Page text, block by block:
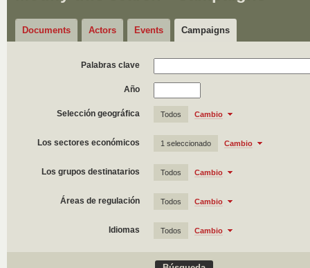
Documents Actors Events Campaigns
Palabras clave
Año
Selección geográfica Todos Cambio
Los sectores económicos 1 seleccionado Cambio
Los grupos destinatarios Todos Cambio
Áreas de regulación Todos Cambio
Idiomas Todos Cambio